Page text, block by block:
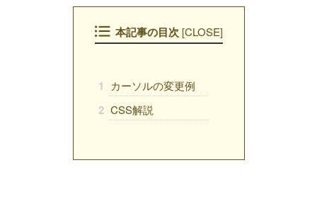
本記事の目次 [CLOSE]
1 カーソルの変更例
2 CSS解説